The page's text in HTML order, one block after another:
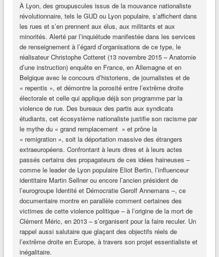
À Lyon, des groupuscules issus de la mouvance nationaliste
révolutionnaire, tels le GUD ou Lyon populaire, s’affichent dans
les rues et s’en prennent aux élus, aux militants et aux
minorités. Alerté par l’inquiétude manifestée dans les services
de renseignement à l’égard d’organisations de ce type, le
réalisateur Christophe Cotteret (13 novembre 2015 – Anatomie
d’une instruction) enquête en France, en Allemagne et en
Belgique avec le concours d’historiens, de journalistes et de
« repentis », et démontre la porosité entre l’extrême droite
électorale et celle qui applique déjà son programme par la
violence de rue. Des bureaux des partis aux syndicats
étudiants, cet écosystème nationaliste justifie son racisme par
le mythe du « grand remplacement » et prône la
« remigration », soit la déportation massive des étrangers
extraeuropéens. Confrontant à leurs dires et à leurs actes
passés certains des propagateurs de ces idées haineuses –
comme le leader de Lyon populaire Eliot Bertin, l’influenceur
identitaire Martin Sellner ou encore l’ancien président de
l’eurogroupe Identité et Démocratie Gerolf Annemans –, ce
documentaire montre en parallèle comment certaines des
victimes de cette violence politique – à l’origine de la mort de
Clément Méric, en 2013 – s’organisent pour la faire reculer. Un
rappel aussi salutaire que glaçant des objectifs réels de
l’extrême droite en Europe, à travers son projet essentialiste et
inégalitaire.